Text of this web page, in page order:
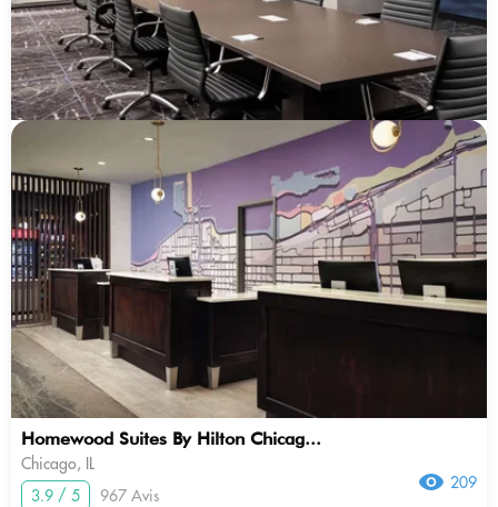
Homewood Suites By Hilton Chicag...
Chicago, IL
3.9 / 5
967 Avis
209